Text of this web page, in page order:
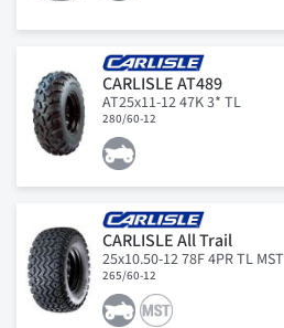
CARLISLE AT489
AT25x11-12 47K 3* TL
280/60-12
CARLISLE All Trail
25x10.50-12 78F 4PR TL MST
265/60-12